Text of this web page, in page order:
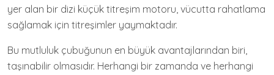
yer alan bir dizi küçük titreşim motoru, vücutta rahatlama
sağlamak için titreşimler yaymaktadır.
Bu mutluluk çubuğunun en büyük avantajlarından biri,
taşınabilir olmasıdır. Herhangi bir zamanda ve herhangi